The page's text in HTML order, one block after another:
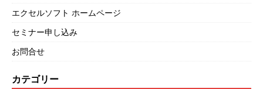
エクセルソフト ホームページ
セミナー申し込み
お問合せ
カテゴリー